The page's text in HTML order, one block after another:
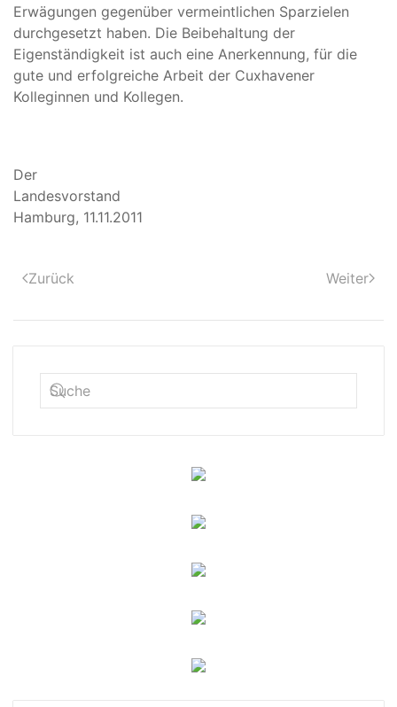
Erwägungen gegenüber vermeintlichen Sparzielen
durchgesetzt haben. Die Beibehaltung der
Eigenständigkeit ist auch eine Anerkennung, für die
gute und erfolgreiche Arbeit der Cuxhavener
Kolleginnen und Kollegen.
Der
Hamburg, 11.11.2011
Zurück Weiter